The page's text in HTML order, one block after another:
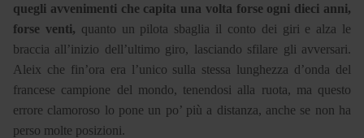
quegli avvenimenti che capita una volta forse ogni dieci anni,
forse venti, quanto un pilota sbaglia il conto dei giri e alza le
braccia all’inizio dell’ultimo giro, lasciando sfilare gli avversari.
Aleix che fin’ora era l’unico sulla stessa lunghezza d’onda del
francese campione del mondo, tenendosi alla ruota, ma questo
errore clamoroso lo pone un po’ più a distanza, anche se non ha
perso molte posizioni.